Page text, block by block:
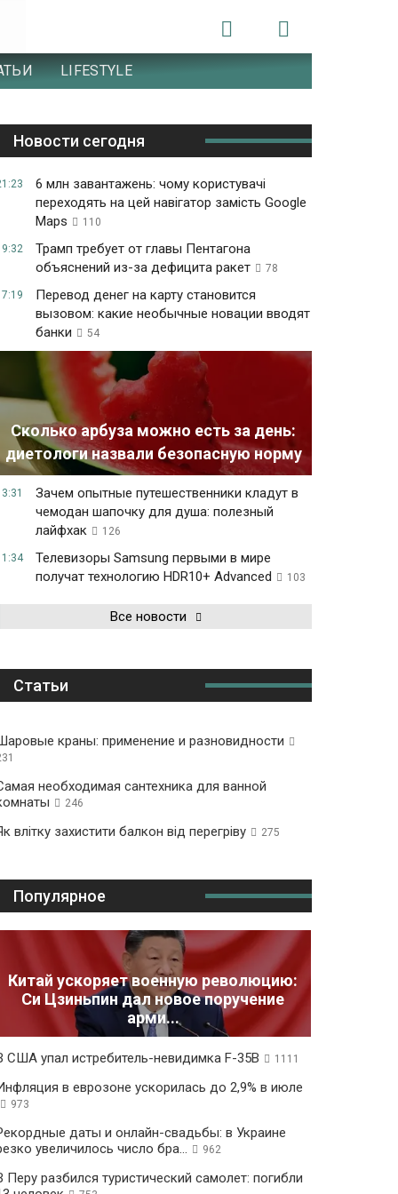
LIFESTYLE
Новости сегодня
6 млн завантажень: чому користувачі
переходять на цей навігатор замість Google
Maps
110
Трамп требует от главы Пентагона
объяснений из-за дефицита ракет
78
Перевод денег на карту становится
вызовом: какие необычные новации вводят
банки
54
Сколько арбуза можно есть за день:
диетологи назвали безопасную норму
Зачем опытные путешественники кладут в
чемодан шапочку для душа: полезный
лайфхак
126
Телевизоры Samsung первыми в мире
получат технологию HDR10+ Advanced
103
Все новости
Статьи
краны: применение и разновидности
необходимая сантехника для ванной
246
влітку захистити балкон від перегріву 275
Популярное
Китай ускоряет военную революцию:
Си Цзиньпин дал новое поручение
арми...
США упал истребитель-невидимка F-35B 1111
в еврозоне ускорилась до 2,9% в июле
973
даты и онлайн-свадьбы: в Украине
увеличилось число бра...
962
Перу разбился туристический самолет: погибли